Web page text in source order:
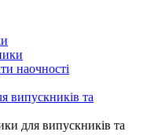
наочності
випускників та
для випускників та